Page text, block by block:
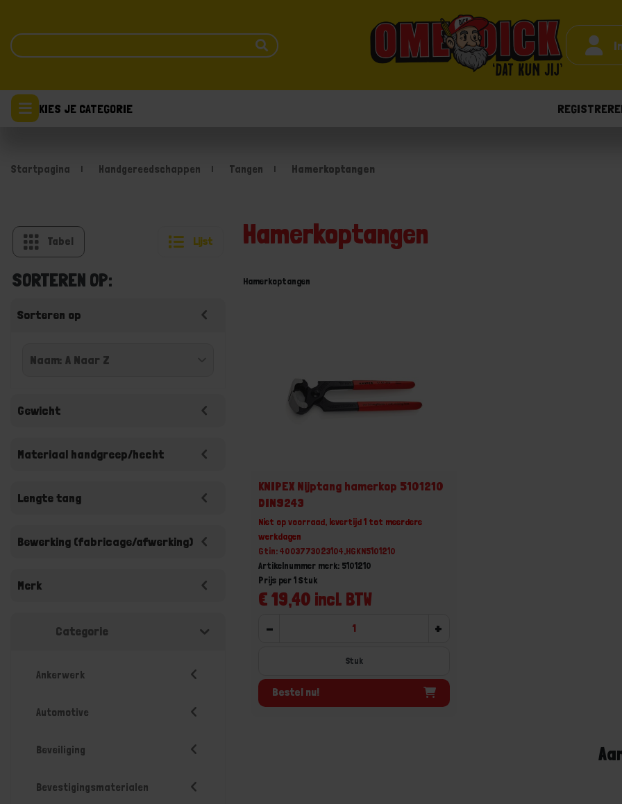
KIES JE CATEGORIE
Startpagina Handgereedschappen Tangen Hamerkoptangen
Tabel Lijst
SORTEREN OP:
Sorteren op
Gewicht
Materiaal handgreep/hecht
Lengte tang
Bewerking (fabricage/afwerking)
Merk
Categorie
Ankerwerk
Automotive
Beveiliging
Bevestigingsmaterialen
Hamerkoptangen
Hamerkoptangen
KNIPEX Nijptang hamerkop 5101210
DIN9243
Niet op voorraad, levertijd 1 tot meerdere
werkdagen
Gtin: 4003773023104,HGKN5101210
Artikelnummer merk: 5101210
€ 19,40 incl. BTW
Prijs per 1 Stuk
- +
Stuk
Bestel nu!